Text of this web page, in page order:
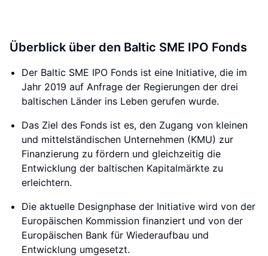
Überblick über den Baltic SME IPO Fonds
Der Baltic SME IPO Fonds ist eine Initiative, die im
Jahr 2019 auf Anfrage der Regierungen der drei
baltischen Länder ins Leben gerufen wurde.
Das Ziel des Fonds ist es, den Zugang von kleinen
und mittelständischen Unternehmen (KMU) zur
Finanzierung zu fördern und gleichzeitig die
Entwicklung der baltischen Kapitalmärkte zu
erleichtern.
Die aktuelle Designphase der Initiative wird von der
Europäischen Kommission finanziert und von der
Europäischen Bank für Wiederaufbau und
Entwicklung umgesetzt.